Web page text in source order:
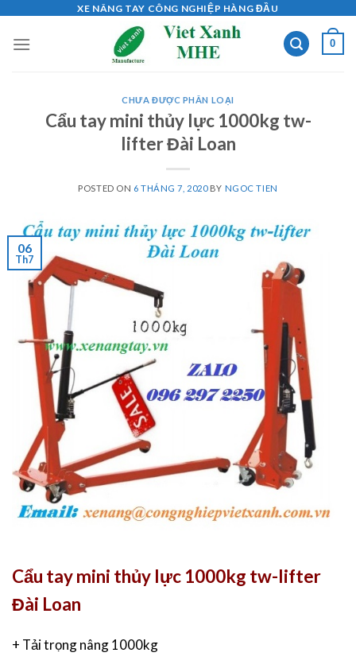
content
XE NÂNG TAY CÔNG NGHIỆP HÀNG ĐẦU
0
CHƯA ĐƯỢC PHÂN LOẠI
Cẩu tay mini thủy lực 1000kg tw-
lifter Đài Loan
POSTED ON 6 THÁNG 7, 2020BY NGOC TIEN
06
Th7
Cẩu tay mini thủy lực 1000kg tw-lifter
Đài Loan
+ Tải trọng nâng 1000kg